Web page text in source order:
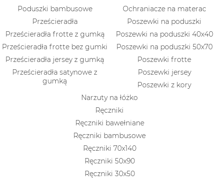
Poduszki bambusowe
Prześcieradła
Prześcieradła frotte z gumką
Prześcieradła frotte bez gumki
Prześcieradła jersey z gumką
Prześcieradła satynowe z
gumką
Ochraniacze na materac
Poszewki na poduszki
Poszewki na poduszki 40x40
Poszewki na poduszki 50x70
Poszewki frotte
Poszewki jersey
Poszewki z kory
Narzuty na łóżko
Ręczniki
Ręczniki bawełniane
Ręczniki bambusowe
Ręczniki 70x140
Ręczniki 50x90
Ręczniki 30x50